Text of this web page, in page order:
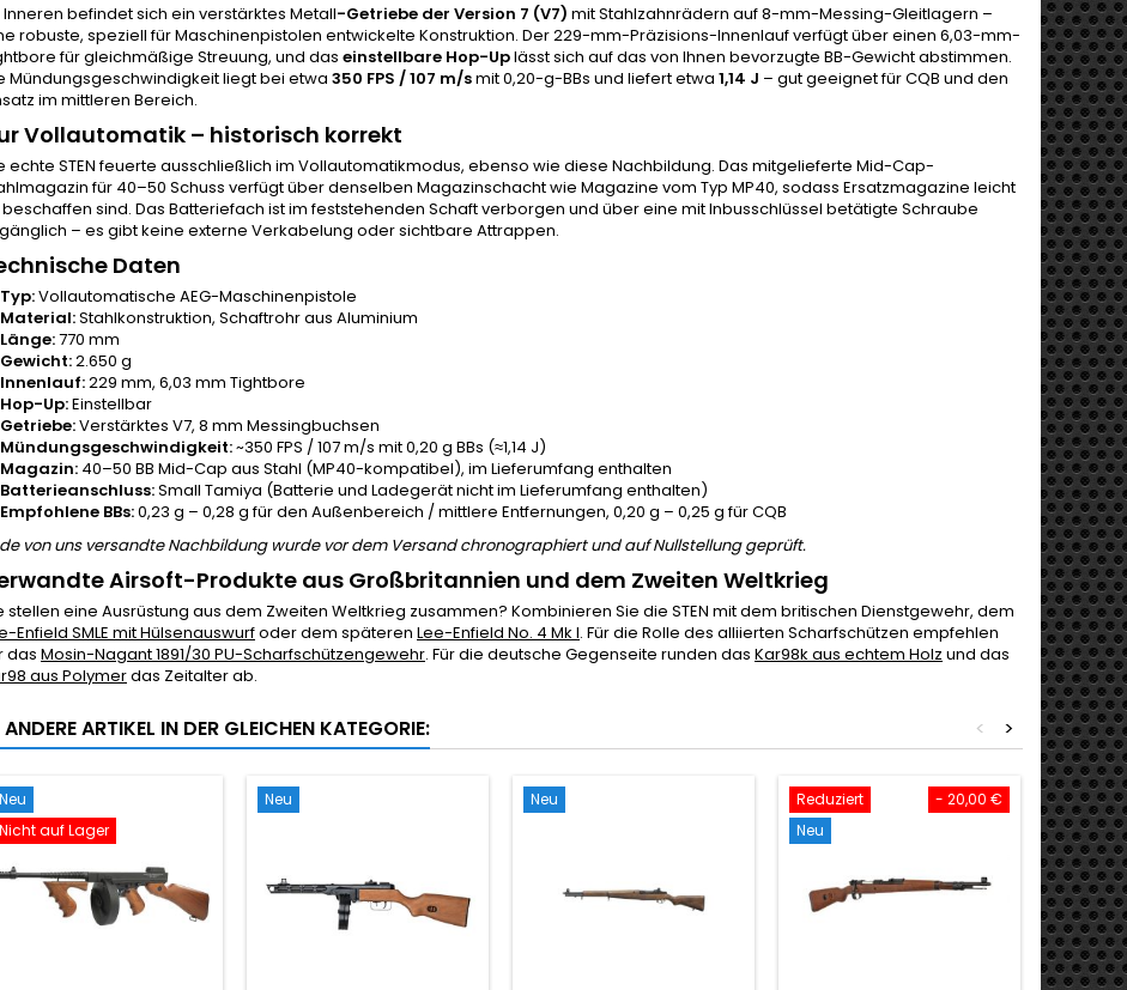
Inneren befindet sich ein verstärktes Metall-Getriebe der Version 7 (V7) mit Stahlzahnrädern auf 8-mm-Messing-Gleitlagern –
robuste, speziell für Maschinenpistolen entwickelte Konstruktion. Der 229-mm-Präzisions-Innenlauf verfügt über einen 6,03-mm-
für gleichmäßige Streuung, und das einstellbare Hop-Uplässt sich auf das von Ihnen bevorzugte BB-Gewicht abstimmen.
Mündungsgeschwindigkeit liegt bei etwa 350 FPS / 107 m/smit 0,20-g-BBs und liefert etwa 1,14 J – gut geeignet für CQB und den
im mittleren Bereich.
Vollautomatik – historisch korrekt
echte STEN feuerte ausschließlich im Vollautomatikmodus, ebenso wie diese Nachbildung. Das mitgelieferte Mid-Cap-
für 40–50 Schuss verfügt über denselben Magazinschacht wie Magazine vom Typ MP40, sodass Ersatzmagazine leicht
beschaffen sind. Das Batteriefach ist im feststehenden Schaft verborgen und über eine mit Inbusschlüssel betätigte Schraube
– es gibt keine externe Verkabelung oder sichtbare Attrappen.
Daten
Typ:Vollautomatische AEG-Maschinenpistole
Material:Stahlkonstruktion, Schaftrohr aus Aluminium
Länge:770 mm
Gewicht:2.650 g
Innenlauf:229 mm, 6,03 mm Tightbore
Hop-Up:Einstellbar
Getriebe:Verstärktes V7, 8 mm Messingbuchsen
Mündungsgeschwindigkeit:~350 FPS / 107 m/s mit 0,20 g BBs (≈1,14 J)
Magazin: 40–50 BB Mid-Cap aus Stahl (MP40-kompatibel), im Lieferumfang enthalten
Batterieanschluss:Small Tamiya (Batterie und Ladegerät nicht im Lieferumfang enthalten)
Empfohlene BBs:0,23 g – 0,28 g für den Außenbereich / mittlere Entfernungen, 0,20 g – 0,25 g für CQB
von uns versandte Nachbildung wurde vor dem Versand chronographiert und auf Nullstellung geprüft.
Airsoft-Produkte aus Großbritannien und dem Zweiten Weltkrieg
stellen eine Ausrüstung aus dem Zweiten Weltkrieg zusammen? Kombinieren Sie die STEN mit dem britischen Dienstgewehr, dem
Enfield SMLE mit Hülsenauswurfoder dem späteren Lee-Enfield No. 4 Mk I. Für die Rolle des alliierten Scharfschützen empfehlen
das Mosin-Nagant 1891/30 PU-Scharfschützengewehr. Für die deutsche Gegenseite runden das Kar98k aus echtem Holz und das
aus Polymerdas Zeitalter ab.
ANDERE ARTIKEL IN DER GLEICHEN KATEGORIE: >
<
Neu
Nicht auf Lager
Neu Neu - 20,00 €
Reduziert
Neu
Neu